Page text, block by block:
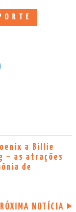
a Billie
– as atrações
de
NOTÍCIA